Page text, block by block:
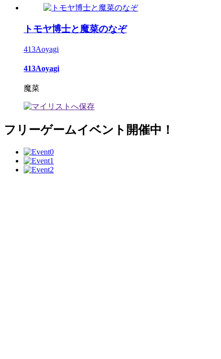
トモヤ博士と魔菜のなぞ
413Aoyagi
413Aoyagi
魔菜
フリーゲームイベント開催中！